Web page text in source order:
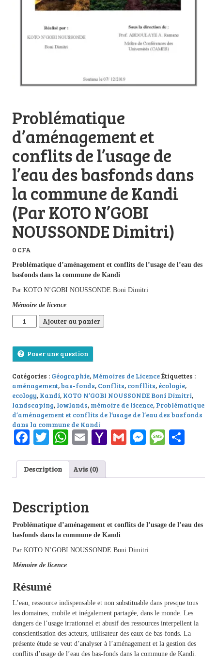
Problématique
d’aménagement et
conflits de l’usage de
l’eau des basfonds dans
la commune de Kandi
(Par KOTO N’GOBI
NOUSSONDE Dimitri)
0 CFA
Problématique d’aménagement et conflits de l’usage de l’eau des
basfonds dans la commune de Kandi
Par KOTO N’GOBI NOUSSONDE Boni Dimitri
Mémoire de licence
quantité de Problématique d’aménagement et conflits de
Ajouter au panier
Poser une question
Catégories : Géographie, Mémoires de LicenceÉtiquettes :
aménagement,bas-fonds, Conflits, confllits, écologie,
ecology, Kandi, KOTO N’GOBI NOUSSONDE Boni Dimitri,
landscaping, lowlands, mémoire de licence, Problématique
d’aménagement et conflits de l’usage de l’eau des basfonds
dans la commune de Kandi
Facebook
Twitter
WhatsApp
EmailYahoo
Mail
Gmail
Description Avis (0)
Description
Problématique d’aménagement et conflits de l’usage de l’eau des
basfonds dans la commune de Kandi
Par KOTO N’GOBI NOUSSONDE Boni Dimitri
Mémoire de licence
Résumé
L’eau, ressource indispensable et non substituable dans presque tous
les domaines, mobile et inégalement partagée, dans le monde. Les
dangers de l’usage irrationnel et abusif des ressources interpellent la
conscientisation des acteurs, utilisateur des eaux de bas-fonds. La
présente étude se veut d’analyser à l’aménagement et la gestion des
conflits d’usage de l’eau des bas-fonds dans la commune de Kandi.